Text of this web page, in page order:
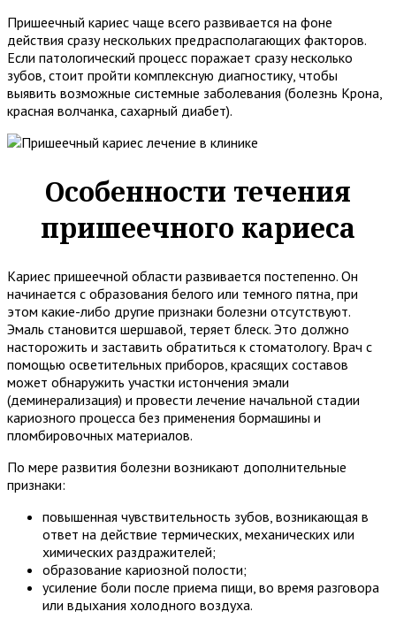
Пришеечный кариес чаще всего развивается на фоне
действия сразу нескольких предрасполагающих факторов.
Если патологический процесс поражает сразу несколько
зубов, стоит пройти комплексную диагностику, чтобы
выявить возможные системные заболевания (болезнь Крона,
красная волчанка, сахарный диабет).
Особенности течения
пришеечного кариеса
Кариес пришеечной области развивается постепенно. Он
начинается с образования белого или темного пятна, при
этом какие-либо другие признаки болезни отсутствуют.
Эмаль становится шершавой, теряет блеск. Это должно
насторожить и заставить обратиться к стоматологу. Врач с
помощью осветительных приборов, красящих составов
может обнаружить участки истончения эмали
(деминерализация) и провести лечение начальной стадии
кариозного процесса без применения бормашины и
пломбировочных материалов.
По мере развития болезни возникают дополнительные
признаки:
повышенная чувствительность зубов, возникающая в
ответ на действие термических, механических или
химических раздражителей;
образование кариозной полости;
усиление боли после приема пищи, во время разговора
или вдыхания холодного воздуха.